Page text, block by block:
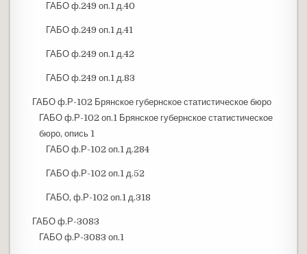
ГАБО ф.249 оп.1 д.40
ГАБО ф.249 оп.1 д.41
ГАБО ф.249 оп.1 д.42
ГАБО ф.249 оп.1 д.83
ГАБО ф.Р-102 Брянское губернское статистическое бюро
ГАБО ф.Р-102 оп.1 Брянское губернское статистическое
бюро, опись 1
ГАБО ф.Р-102 оп.1 д.284
ГАБО ф.Р-102 оп.1 д.52
ГАБО, ф.Р-102 оп.1 д.318
ГАБО ф.Р-3083
ГАБО ф.Р-3083 оп.1